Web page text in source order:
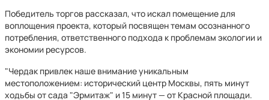
Победитель торгов рассказал, что искал помещение для
воплощения проекта, который посвящен темам осознанного
потребления, ответственного подхода к проблемам экологии и
экономии ресурсов.
"Чердак привлек наше внимание уникальным
местоположением: исторический центр Москвы, пять минут
ходьбы от сада "Эрмитаж" и 15 минут — от Красной площади.